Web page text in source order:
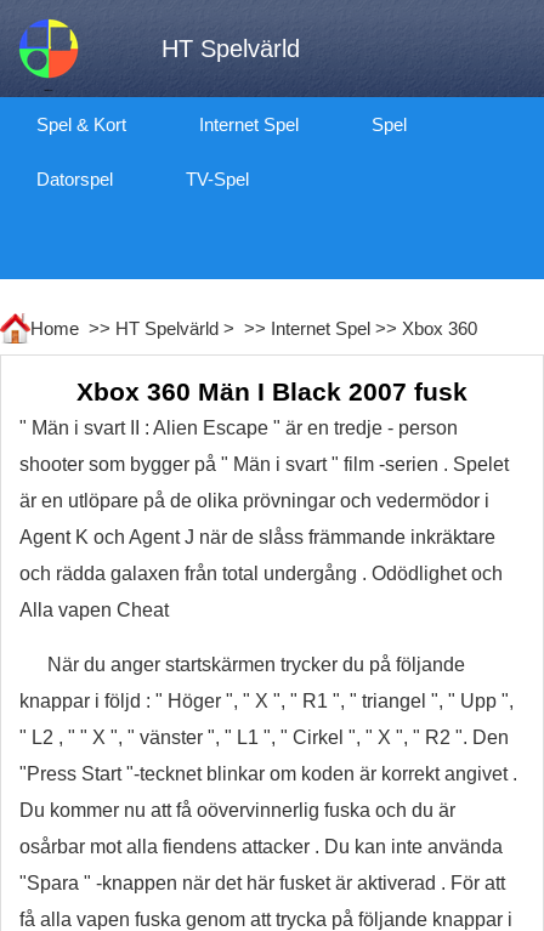
HT Spelvärld
Spel & Kort Internet Spel Spel
Datorspel TV-Spel
Home >> HT Spelvärld > >> Internet Spel >> Xbox 360
Xbox 360 Män I Black 2007 fusk
" Män i svart II : Alien Escape " är en tredje - person
shooter som bygger på " Män i svart " film -serien . Spelet
är en utlöpare på de olika prövningar och vedermödor i
Agent K och Agent J när de slåss främmande inkräktare
och rädda galaxen från total undergång . Odödlighet och
Alla vapen Cheat
När du anger startskärmen trycker du på följande
knappar i följd : " Höger ", " X ", " R1 ", " triangel ", " Upp ",
" L2 , " " X ", " vänster ", " L1 ", " Cirkel ", " X ", " R2 ". Den
"Press Start "-tecknet blinkar om koden är korrekt angivet .
Du kommer nu att få oövervinnerlig fuska och du är
osårbar mot alla fiendens attacker . Du kan inte använda
"Spara " -knappen när det här fusket är aktiverad . För att
få alla vapen fuska genom att trycka på följande knappar i